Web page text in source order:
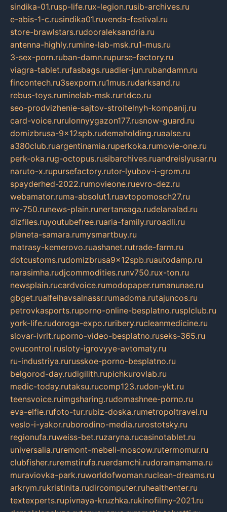
sindika-01.rusp-life.rux-legion.rusib-archives.ru
e-abis-1-c.rusindika01.ruvenda-festival.ru
store-brawlstars.rudooraleksandria.ru
antenna-highly.rumine-lab-msk.ru1-mus.ru
3-sex-porn.ruban-damn.rupurse-factory.ru
viagra-tablet.rufasbags.ruadler-jun.rubandamn.ru
fincontech.ru3sexporn.ru1mus.rudarksand.ru
rebus-toys.ruminelab-msk.rurtdco.ru
seo-prodvizhenie-sajtov-stroitelnyh-kompanij.ru
card-voice.rurulonnyygazon177.rusnow-guard.ru
domizbrusa-9x12spb.rudemaholding.ruaalse.ru
a380club.ruargentinamia.ruperkoka.rumovie-one.ru
perk-oka.rug-octopus.rusibarchives.ruandreislyusar.ru
naruto-x.rupursefactory.rutor-lyubov-i-grom.ru
spayderhed-2022.rumovieone.ruevro-dez.ru
webamator.ruma-absolut1.ruavtopomosch27.ru
nv-750.runews-plain.runertansaga.rudelanalad.ru
dizfiles.ruyoutubefree.ruaria-family.ruroadli.ru
planeta-samara.rumysmartbuy.ru
matrasy-kemerovo.ruashanet.rutrade-farm.ru
dotcustoms.rudomizbrusa9x12spb.ruautodamp.ru
narasimha.rudjcommodities.runv750.rux-ton.ru
newsplain.rucardvoice.rumodopaper.rumanunae.ru
gbget.rualfeihavsalnassr.rumadoma.rutajuncos.ru
petrovkasports.ruporno-online-besplatno.rusplclub.ru
york-life.rudoroga-expo.ruribery.rucleanmedicine.ru
slovar-ivrit.ruporno-video-besplatno.ruseks-365.ru
ovucontrol.rusloty-igrovyye-avtomaty.ru
ru-industriya.rurusskoe-porno-besplatno.ru
belgorod-day.rudigilith.rupichkurovlab.ru
medic-today.rutaksu.rucomp123.rudon-ykt.ru
teensvoice.ruimgsharing.rudomashnee-porno.ru
eva-elfie.rufoto-tur.rubiz-doska.rumetropoltravel.ru
veslo-i-yakor.ruborodino-media.rurostotsky.ru
regionufa.ruweiss-bet.ruzaryna.rucasinotablet.ru
universalia.ruremont-mebeli-moscow.rutermomur.ru
clubfisher.ruremstirufa.ruerdamchi.rudoramamama.ru
muraviovka-park.ruworldofwoman.ruclean-dreams.ru
arkrym.rukristinita.rudircomputer.ruhealthenter.ru
textexperts.rupivnaya-kruzhka.rukinofilmy-2021.ru